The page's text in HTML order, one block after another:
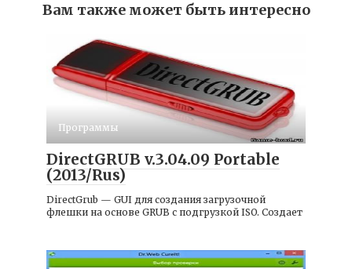
Вам также может быть интересно
Программы
DirectGRUB v.3.04.09 Portable
(2013/Rus)
DirectGrub — GUI для создания загрузочной
флешки на основе GRUB с подгрузкой ISO. Создает